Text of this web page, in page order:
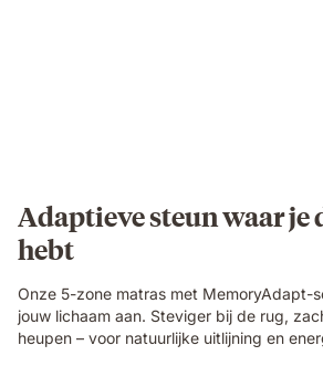
Adaptieve steun waar je
hebt
Onze 5-zone matras met MemoryAdapt-
jouw lichaam aan. Steviger bij de rug,
heupen – voor natuurlijke uitlijning en